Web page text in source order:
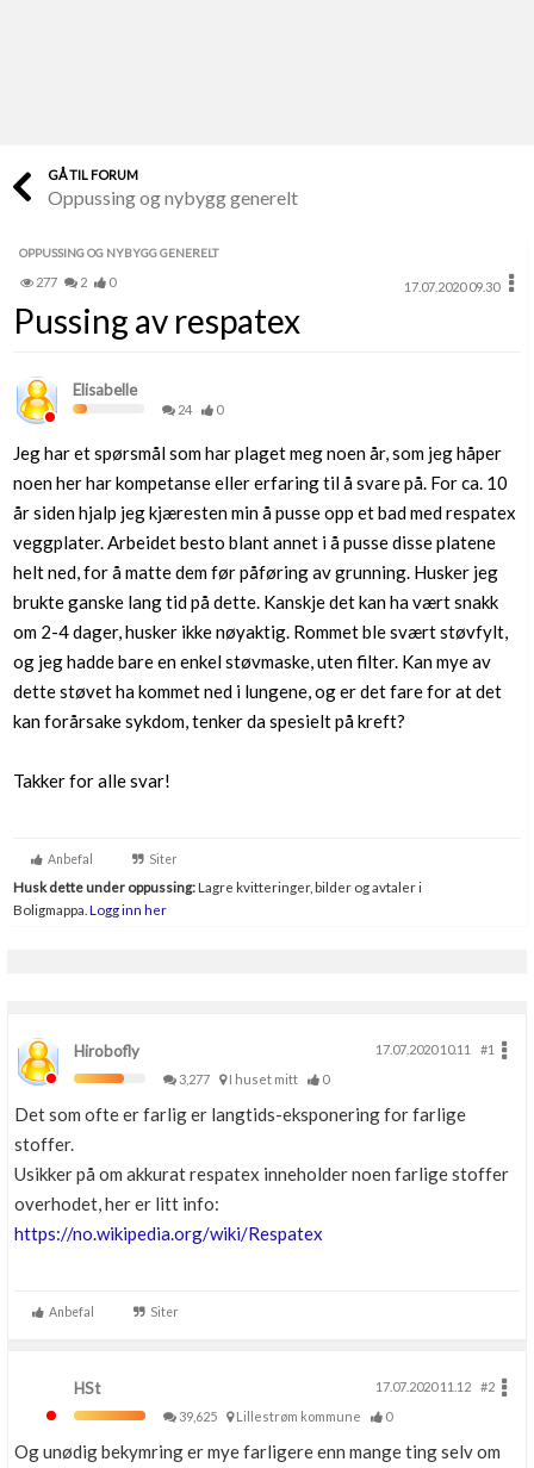
Finn håndverkere
Papirer som mangler
Skaff dokumentasjon som mangler
Kundeservice
Få svar på det du lurer på
Kom i gang med Boligmappa
Se din bolig? Klikk her
Boligmappa+
Få mer ut av Boligmappa
Nytt
GÅ TIL FORUM
Oppussing og nybygg generelt
OPPUSSING OG NYBYGG GENERELT
277 2 0 17.07.2020 09.30
Pussing av respatex
Elisabelle
24 0
Jeg har et spørsmål som har plaget meg noen år, som jeg håper
noen her har kompetanse eller erfaring til å svare på. For ca. 10
år siden hjalp jeg kjæresten min å pusse opp et bad med respatex
veggplater. Arbeidet besto blant annet i å pusse disse platene
helt ned, for å matte dem før påføring av grunning. Husker jeg
brukte ganske lang tid på dette. Kanskje det kan ha vært snakk
om 2-4 dager, husker ikke nøyaktig. Rommet ble svært støvfylt,
og jeg hadde bare en enkel støvmaske, uten filter. Kan mye av
dette støvet ha kommet ned i lungene, og er det fare for at det
kan forårsake sykdom, tenker da spesielt på kreft?
Takker for alle svar!
Anbefal Siter
Husk dette under oppussing:Lagre kvitteringer, bilder og avtaler i
Boligmappa. Logg inn her
Hirobofly 17.07.2020 10.11
#1
3,277
I huset mitt 0
Det som ofte er farlig er langtids-eksponering for farlige
stoffer.
Usikker på om akkurat respatex inneholder noen farlige stoffer
overhodet, her er litt info:
https://no.wikipedia.org/wiki/Respatex
Anbefal Siter
HSt 17.07.2020 11.12
#2
39,625
Lillestrøm kommune 0
Og unødig bekymring er mye farligere enn mange ting selv om